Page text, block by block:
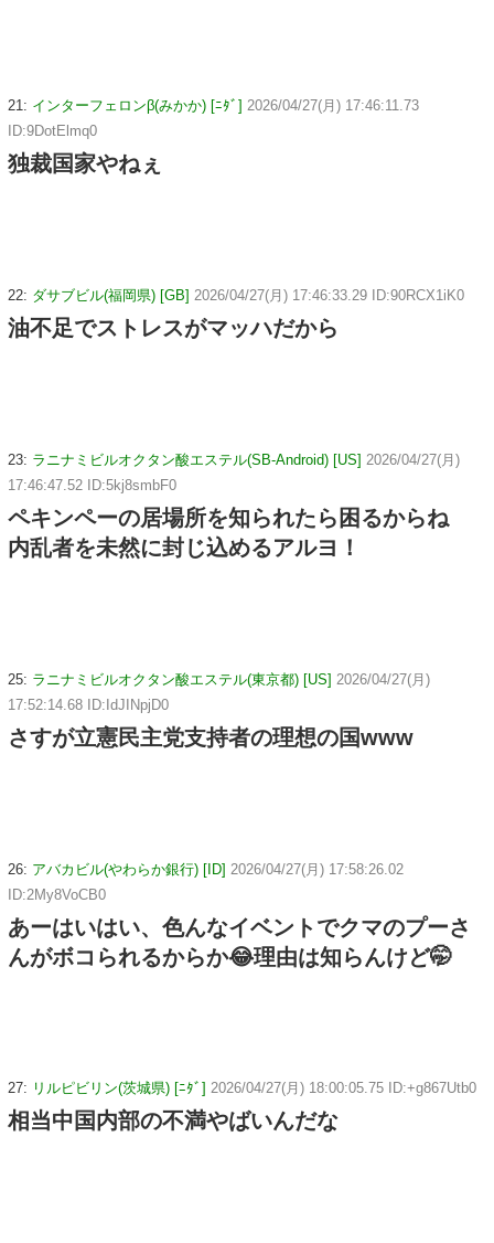
21: インターフェロンβ(みかか) [ﾆﾀﾞ] 2026/04/27(月) 17:46:11.73
ID:9DotElmq0
独裁国家やねぇ
22: ダサブビル(福岡県) [GB] 2026/04/27(月) 17:46:33.29 ID:90RCX1iK0
油不足でストレスがマッハだから
23: ラニナミビルオクタン酸エステル(SB-Android) [US] 2026/04/27(月)
17:46:47.52 ID:5kj8smbF0
ペキンペーの居場所を知られたら困るからね
内乱者を未然に封じ込めるアルヨ！
25: ラニナミビルオクタン酸エステル(東京都) [US] 2026/04/27(月)
17:52:14.68 ID:IdJINpjD0
さすが立憲民主党支持者の理想の国www
26: アバカビル(やわらか銀行) [ID] 2026/04/27(月) 17:58:26.02
ID:2My8VoCB0
あーはいはい、色んなイベントでクマのプーさ
んがボコられるからか😂理由は知らんけど🤭
27: リルピビリン(茨城県) [ﾆﾀﾞ] 2026/04/27(月) 18:00:05.75 ID:+g867Utb0
相当中国内部の不満やばいんだな